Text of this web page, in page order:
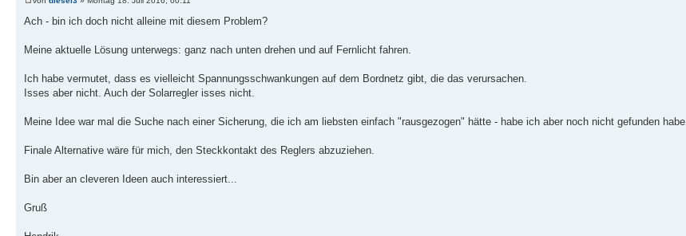
Ach - bin ich doch nicht alleine mit diesem Problem?
Meine aktuelle Lösung unterwegs: ganz nach unten drehen und auf Fernlicht fahren.
Ich habe vermutet, dass es vielleicht Spannungsschwankungen auf dem Bordnetz gibt, die das verursachen.
Isses aber nicht. Auch der Solarregler isses nicht.
Meine Idee war mal die Suche nach einer Sicherung, die ich am liebsten einfach "rausgezogen" hätte - habe ich aber noch nicht gefunden habe.
Finale Alternative wäre für mich, den Steckkontakt des Reglers abzuziehen.
Bin aber an cleveren Ideen auch interessiert...
Gruß